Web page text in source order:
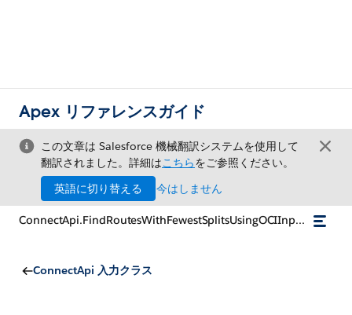
Apex リファレンスガイド
この文章は Salesforce 機械翻訳システムを使用して
翻訳されました。詳細はこちらをご参照ください。
英語に切り替える
今はしません
ConnectApi.FindRoutesWithFewestSplitsUsingOCIInputRepresentation
ConnectApi 入力クラス